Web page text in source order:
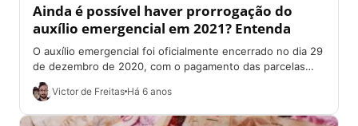
Ainda é possível haver prorrogação do
auxílio emergencial em 2021? Entenda
O auxílio emergencial foi oficialmente encerrado no dia 29
de dezembro de 2020, com o pagamento das parcelas
restantes a quem tinha...
Victor de Freitas Há 6 anos